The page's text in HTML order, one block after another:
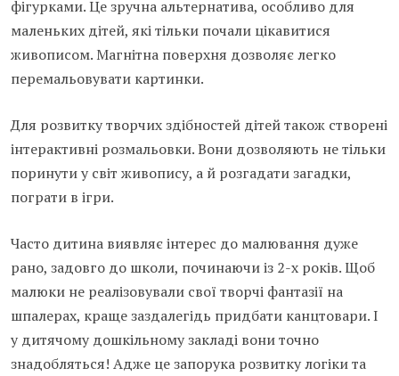
фігурками. Це зручна альтернатива, особливо для
маленьких дітей, які тільки почали цікавитися
живописом. Магнітна поверхня дозволяє легко
перемальовувати картинки.
Для розвитку творчих здібностей дітей також створені
інтерактивні розмальовки. Вони дозволяють не тільки
поринути у світ живопису, а й розгадати загадки,
пограти в ігри.
Часто дитина виявляє інтерес до малювання дуже
рано, задовго до школи, починаючи із 2-х років. Щоб
малюки не реалізовували свої творчі фантазії на
шпалерах, краще заздалегідь придбати канцтовари. І
у дитячому дошкільному закладі вони точно
знадобляться! Адже це запорука розвитку логіки та